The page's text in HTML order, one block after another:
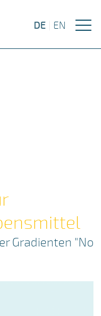
DE EN
Gradienten "No